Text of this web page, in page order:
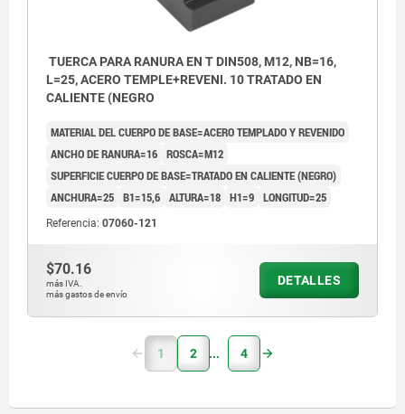
TUERCA PARA RANURA EN T DIN508, M12, NB=16,
L=25, ACERO TEMPLE+REVENI. 10 TRATADO EN
CALIENTE (NEGRO
MATERIAL DEL CUERPO DE BASE=ACERO TEMPLADO Y REVENIDO
ANCHO DE RANURA=16 ROSCA=M12
SUPERFICIE CUERPO DE BASE=TRATADO EN CALIENTE (NEGRO)
ANCHURA=25 B1=15,6 ALTURA=18 H1=9 LONGITUD=25
Referencia: 07060-121
$70.16
más IVA.
más gastos de envío
DETALLES
1 2 4